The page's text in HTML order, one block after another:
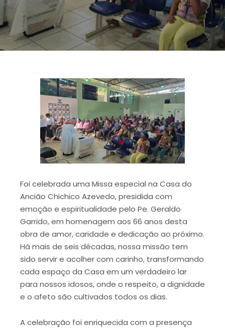
Foi celebrada uma Missa especial na Casa do
Ancião Chichico Azevedo, presidida com
emoção e espiritualidade pelo Pe. Geraldo
Garrido, em homenagem aos 66 anos desta
obra de amor, caridade e dedicação ao próximo.
Há mais de seis décadas, nossa missão tem
sido servir e acolher com carinho, transformando
cada espaço da Casa em um verdadeiro lar
para nossos idosos, onde o respeito, a dignidade
e o afeto são cultivados todos os dias.
A celebração foi enriquecida com a presença